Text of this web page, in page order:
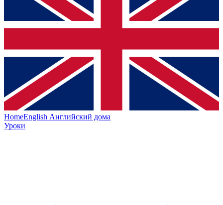
HomeEnglish Английский дома
Уроки